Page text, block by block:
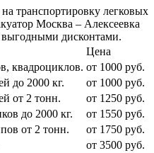
транспортировку легковых
Москва – Алексеевка
выгодными дисконтами.
Цена
квадроциклов. от 1000 руб.
до 2000 кг.
от 1000 руб.
от 2 тонн.
от 1250 руб.
до 2000 кг.
от 1550 руб.
от 2 тонн.
от 1750 руб.
от 3500 руб.